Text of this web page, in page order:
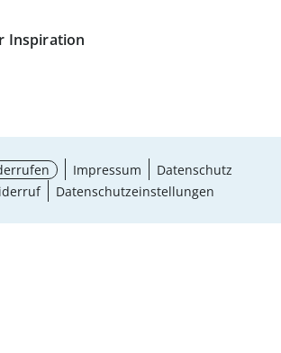
Inspiration
Impressum
Datenschutz
Datenschutzeinstellungen